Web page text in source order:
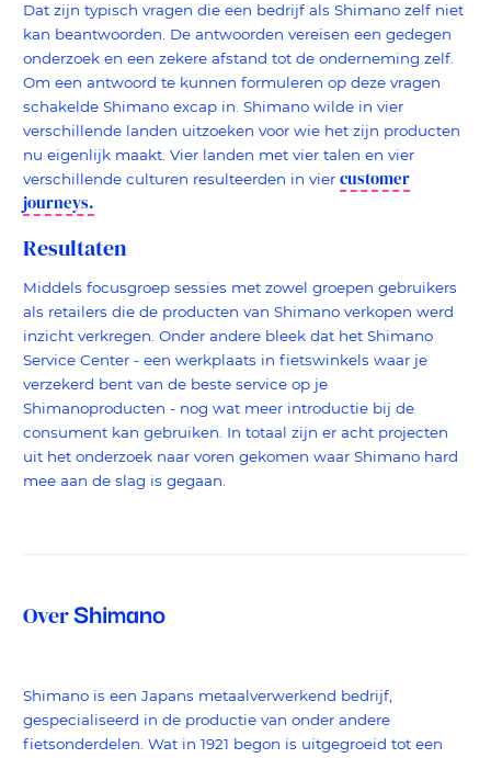
Dat zijn typisch vragen die een bedrijf als Shimano zelf niet
kan beantwoorden. De antwoorden vereisen een gedegen
onderzoek en een zekere afstand tot de onderneming zelf.
Om een antwoord te kunnen formuleren op deze vragen
schakelde Shimano excap in. Shimano wilde in vier
verschillende landen uitzoeken voor wie het zijn producten
nu eigenlijk maakt. Vier landen met vier talen en vier
verschillende culturen resulteerden in vier customer
journeys.
Resultaten
Middels focusgroep sessies met zowel groepen gebruikers
als retailers die de producten van Shimano verkopen werd
inzicht verkregen. Onder andere bleek dat het Shimano
Service Center - een werkplaats in fietswinkels waar je
verzekerd bent van de beste service op je
Shimanoproducten - nog wat meer introductie bij de
consument kan gebruiken. In totaal zijn er acht projecten
uit het onderzoek naar voren gekomen waar Shimano hard
mee aan de slag is gegaan.
OverShimano
Shimano is een Japans metaalverwerkend bedrijf,
gespecialiseerd in de productie van onder andere
fietsonderdelen. Wat in 1921 begon is uitgegroeid tot een